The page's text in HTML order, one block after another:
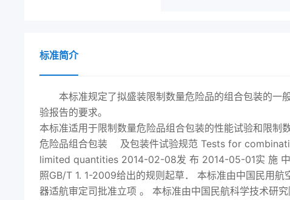
标准简介
本标准规定了拟盛装限制数量危险品的组合包装的一
验报告的要求。
本标准适用于限制数量危险品组合包装的性能试验和限
危险品组合包装 及包装件试验规范 Tests for
limited quantities 2014-02-08发 布 2014-05-01实 施
照GB/T 1. 1-2009给出的规则起草． 本标准由中国民用
器适航审定司批准立项 。 本标准由中国民航科学技术研